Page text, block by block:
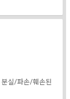
분실/파손/훼손된